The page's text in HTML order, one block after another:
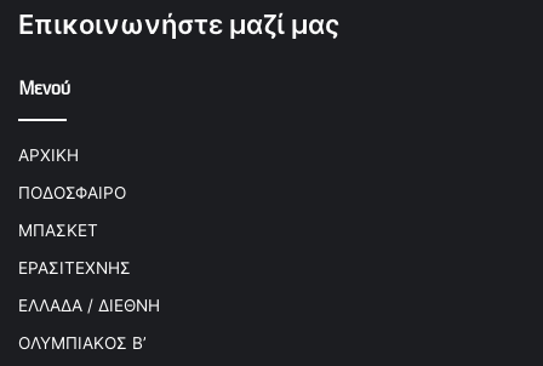
Επικοινωνήστε μαζί μας
Μενού
ΑΡΧΙΚΗ
ΠΟΔΟΣΦΑΙΡΟ
ΜΠΑΣΚΕΤ
ΕΡΑΣΙΤΕΧΝΗΣ
ΕΛΛΑΔΑ / ΔΙΕΘΝΗ
ΟΛΥΜΠΙΑΚΟΣ Β’